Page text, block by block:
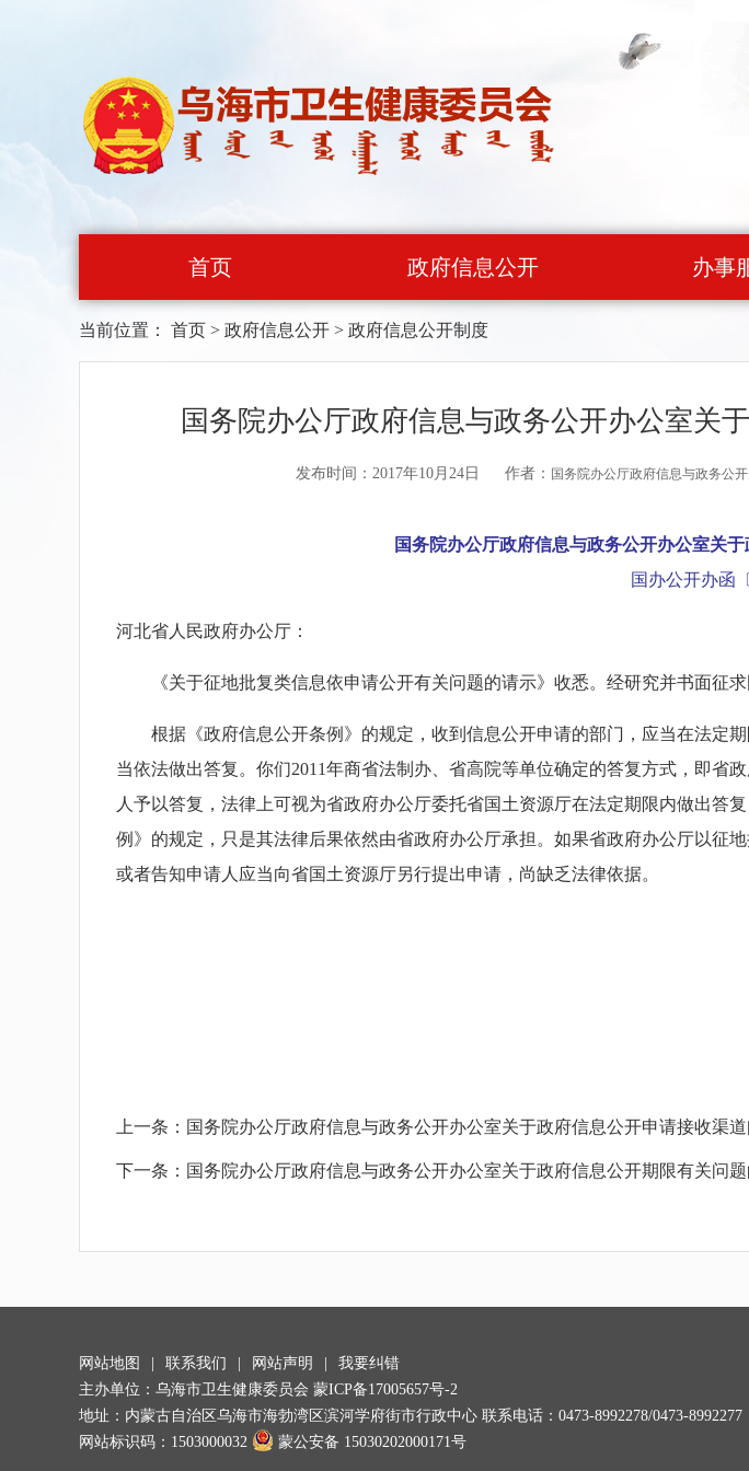
首页 政府信息公开 办事
当前位置： 首页 > 政府信息公开 > 政府信息公开制度
国务院办公厅政府信息与政务公开办公室关
发布时间：2017年10月24日 作者： 国务院办公厅政府信息与政务公
国务院办公厅政府信息与政务公开办公室关
国办公开办函
河北省人民政府办公厅：
《关于征地批复类信息依申请公开有关问题的请示》收悉。经研究并书面征
根据《政府信息公开条例》的规定，收到信息公开申请的部门，应当在法定
当依法做出答复。你们2011年商省法制办、省高院等单位确定的答复方式，即
人予以答复，法律上可视为省政府办公厅委托省国土资源厅在法定期限内做出答
例》的规定，只是其法律后果依然由省政府办公厅承担。如果省政府办公厅以征
或者告知申请人应当向省国土资源厅另行提出申请，尚缺乏法律依据。
上一条： 国务院办公厅政府信息与政务公开办公室关于政府信息公开申请接收渠
下一条： 国务院办公厅政府信息与政务公开办公室关于政府信息公开期限有关问
网站地图 联系我们 网站声明
我要纠错
主办单位：乌海市卫生健康委员会 蒙ICP备17005657号-2
地址：内蒙古自治区乌海市海勃湾区滨河学府街市行政中心 联系电话：0473-8992278/0473-8992277
网站标识码：1503000032
蒙公安备 15030202000171号